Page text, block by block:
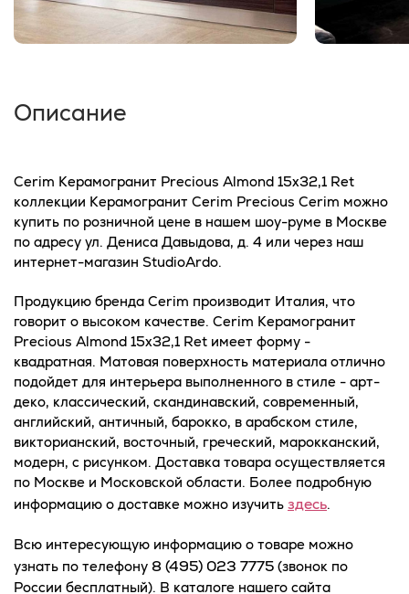
Описание
Cerim Керамогранит Precious Almond 15x32,1 Ret
коллекции Керамогранит Cerim Precious Cerim можно
купить по розничной цене в нашем шоу-руме в Москве
по адресу ул. Дениса Давыдова, д. 4 или через наш
интернет-магазин StudioArdo.
Продукцию бренда Cerim производит Италия, что
говорит о высоком качестве. Cerim Керамогранит
Precious Almond 15x32,1 Ret имеет форму -
квадратная. Матовая поверхность материала отлично
подойдет для интерьера выполненного в стиле - арт-
деко, классический, скандинавский, современный,
английский, античный, барокко, в арабском стиле,
викторианский, восточный, греческий, марокканский,
модерн, с рисунком. Доставка товара осуществляется
по Москве и Московской области. Более подробную
информацию о доставке можно изучить здесь.
Всю интересующую информацию о товаре можно
узнать по телефону 8 (495) 023 7775 (звонок по
России бесплатный). В каталоге нашего сайта